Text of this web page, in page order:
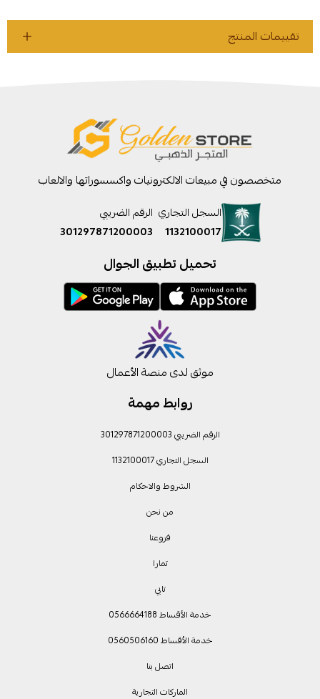
تقييمات المنتج
روابط مهمة
الرقم الضريبي 301297871200003
السجل التجاري 1132100017
الشروط والاحكام
من نحن
فروعنا
تمارا
تابي
خدمة الأقساط 0566664188
خدمة الأقساط 0560506160
اتصل بنا
الماركات التجارية
متخصصون في مبيعات الالكترونيات واكسسوراتها والالعاب
السجل التجاري
1132100017
الرقم الضريبي
301297871200003
تحميل تطبيق الجوال
موثق لدى منصة الأعمال